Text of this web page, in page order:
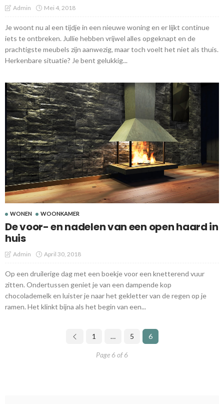
Admin Mei 4, 2018
Je woont nu al een tijdje in een nieuwe woning en er lijkt continue
iets te ontbreken. Jullie hebben vrijwel alles opgeknapt en de
prachtigste meubels zijn aanwezig, maar toch voelt het niet als thuis.
Herkenbare situatie? Je bent gelukkig...
WONEN WOONKAMER
De voor- en nadelen van een open haard in
huis
Admin April 30, 2018
Op een druilerige dag met een boekje voor een knetterend vuur
zitten. Ondertussen geniet je van een dampende kop
chocolademelk en luister je naar het gekletter van de regen op je
ramen. Het klinkt bijna als het begin van een...
1 … 5 6
Page 6 of 6